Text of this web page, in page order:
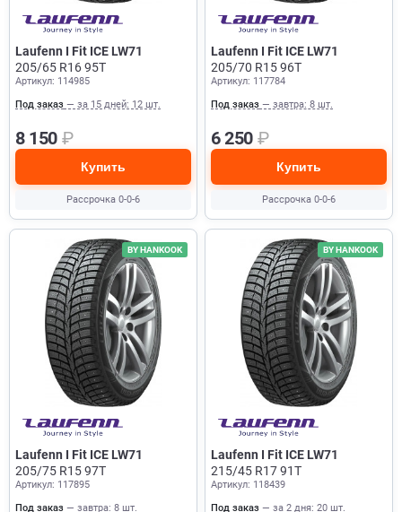
Laufenn I Fit ICE LW71
205/65 R16 95T
Артикул: 114985
Под заказ — за 15 дней: 12 шт.
8 150 ₽
Купить
Рассрочка 0-0-6
Laufenn I Fit ICE LW71
205/70 R15 96T
Артикул: 117784
Под заказ — завтра: 8 шт.
6 250 ₽
Купить
Рассрочка 0-0-6
BY HANKOOK
Laufenn I Fit ICE LW71
205/75 R15 97T
Артикул: 117895
Под заказ — завтра: 8 шт.
BY HANKOOK
Laufenn I Fit ICE LW71
215/45 R17 91T
Артикул: 118439
Под заказ — за 2 дня: 20 шт.